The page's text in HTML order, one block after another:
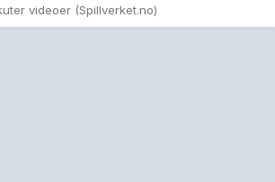
videoer (Spillverket.no)